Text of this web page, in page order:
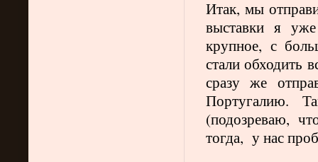
Итак, мы
выставки я
крупное, с
стали обходить
сразу же
Португалию.
(подозреваю,
тогда, у нас